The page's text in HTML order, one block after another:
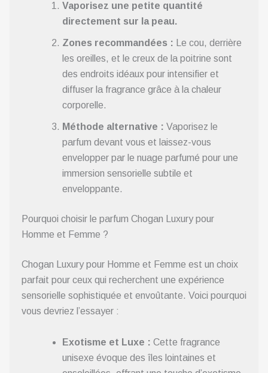
Vaporisez une petite quantité
directement sur la peau.
Zones recommandées : Le cou, derrière
les oreilles, et le creux de la poitrine sont
des endroits idéaux pour intensifier et
diffuser la fragrance grâce à la chaleur
corporelle.
Méthode alternative : Vaporisez le
parfum devant vous et laissez-vous
envelopper par le nuage parfumé pour une
immersion sensorielle subtile et
enveloppante.
Pourquoi choisir le parfum Chogan Luxury pour
Homme et Femme ?
Chogan Luxury pour Homme et Femme est un choix
parfait pour ceux qui recherchent une expérience
sensorielle sophistiquée et envoûtante. Voici pourquoi
vous devriez l’essayer :
Exotisme et Luxe : Cette fragrance
unisexe évoque des îles lointaines et